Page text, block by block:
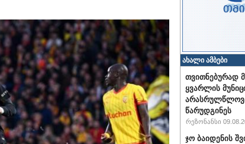
ახალი ამბები
თვითნებურად
ყვარლის
წარუდგინეს
რეზონანსი
ჯო ბაიდენის